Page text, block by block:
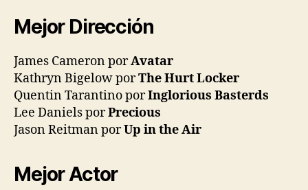
Mejor Dirección
James Cameron porAvatar
Kathryn Bigelow porThe Hurt Locker
Quentin Tarantino porInglorious Basterds
Lee Daniels porPrecious
Jason Reitman porUp in the Air
Mejor Actor